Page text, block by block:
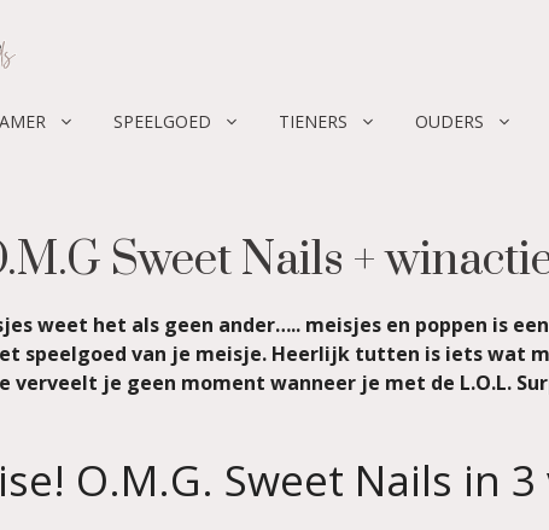
SPEELGOED TIENERS OUDERS
Sweet Nails +
weet het als geen ander….. meisjes en poppen is
speelgoed van je meisje. Heerlijk tutten is iets wat
verveelt je geen moment wanneer je met de L.O.L.
O.M.G. Sweet Nails in